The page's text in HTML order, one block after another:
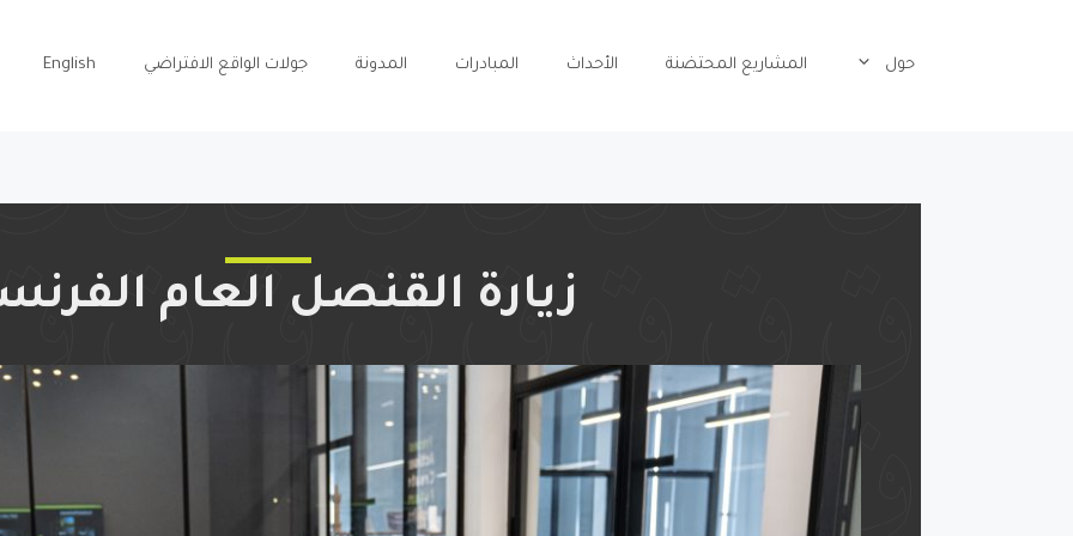
حول المشاريع المحتضنة الأحداث المبادرات المدونة جولات الواقع الافتراضي English
زيارة القنصل العام